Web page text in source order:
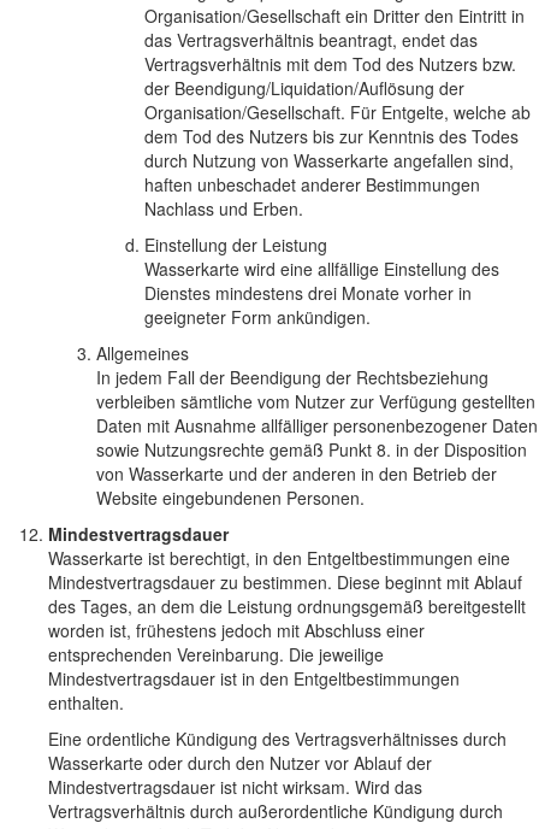
Organisation/Gesellschaft ein Dritter den Eintritt in
das Vertragsverhältnis beantragt, endet das
Vertragsverhältnis mit dem Tod des Nutzers bzw.
der Beendigung/Liquidation/Auflösung der
Organisation/Gesellschaft. Für Entgelte, welche ab
dem Tod des Nutzers bis zur Kenntnis des Todes
durch Nutzung von Wasserkarte angefallen sind,
haften unbeschadet anderer Bestimmungen
Nachlass und Erben.
Einstellung der Leistung
Wasserkarte wird eine allfällige Einstellung des
Dienstes mindestens drei Monate vorher in
geeigneter Form ankündigen.
Allgemeines
In jedem Fall der Beendigung der Rechtsbeziehung
verbleiben sämtliche vom Nutzer zur Verfügung gestellten
Daten mit Ausnahme allfälliger personenbezogener Daten
sowie Nutzungsrechte gemäß Punkt 8. in der Disposition
von Wasserkarte und der anderen in den Betrieb der
Website eingebundenen Personen.
Mindestvertragsdauer
Wasserkarte ist berechtigt, in den Entgeltbestimmungen eine
Mindestvertragsdauer zu bestimmen. Diese beginnt mit Ablauf
des Tages, an dem die Leistung ordnungsgemäß bereitgestellt
worden ist, frühestens jedoch mit Abschluss einer
entsprechenden Vereinbarung. Die jeweilige
Mindestvertragsdauer ist in den Entgeltbestimmungen
enthalten.
Eine ordentliche Kündigung des Vertragsverhältnisses durch
Wasserkarte oder durch den Nutzer vor Ablauf der
Mindestvertragsdauer ist nicht wirksam. Wird das
Vertragsverhältnis durch außerordentliche Kündigung durch